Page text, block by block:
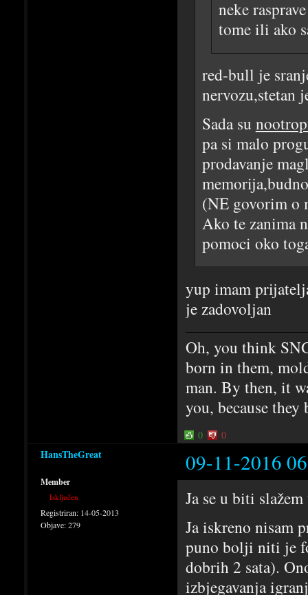
neke
tome ili ako
red-bull je
nervozu,stetan
Sada su
pa si malo
prodavanje
(NE govorim
Ako te zanima
pomoci oko
yup imam
je zadovoljan
Oh, you think
born in them,
man. By then, it
you, because
0 0
HansTheGreat 09-11-2016
Member
Isključen
Registriran: 14-05-2013
Objave:279
Ja se u biti
Ja iskreno nisam
puno bolji niti je
dobrih 2 sata).
izbjegavanja